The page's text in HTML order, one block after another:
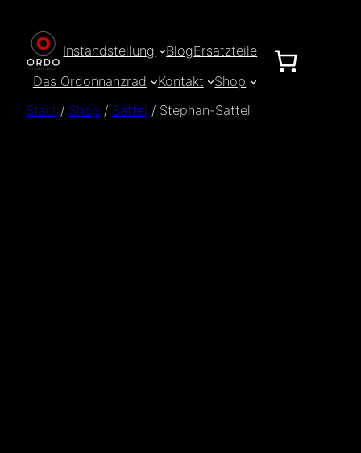
Inhalt
springen Instandstellung BlogErsatzteile
Das Ordonnanzrad
Kontakt
Shop
Start / Shop / Sattel / Stephan-Sattel